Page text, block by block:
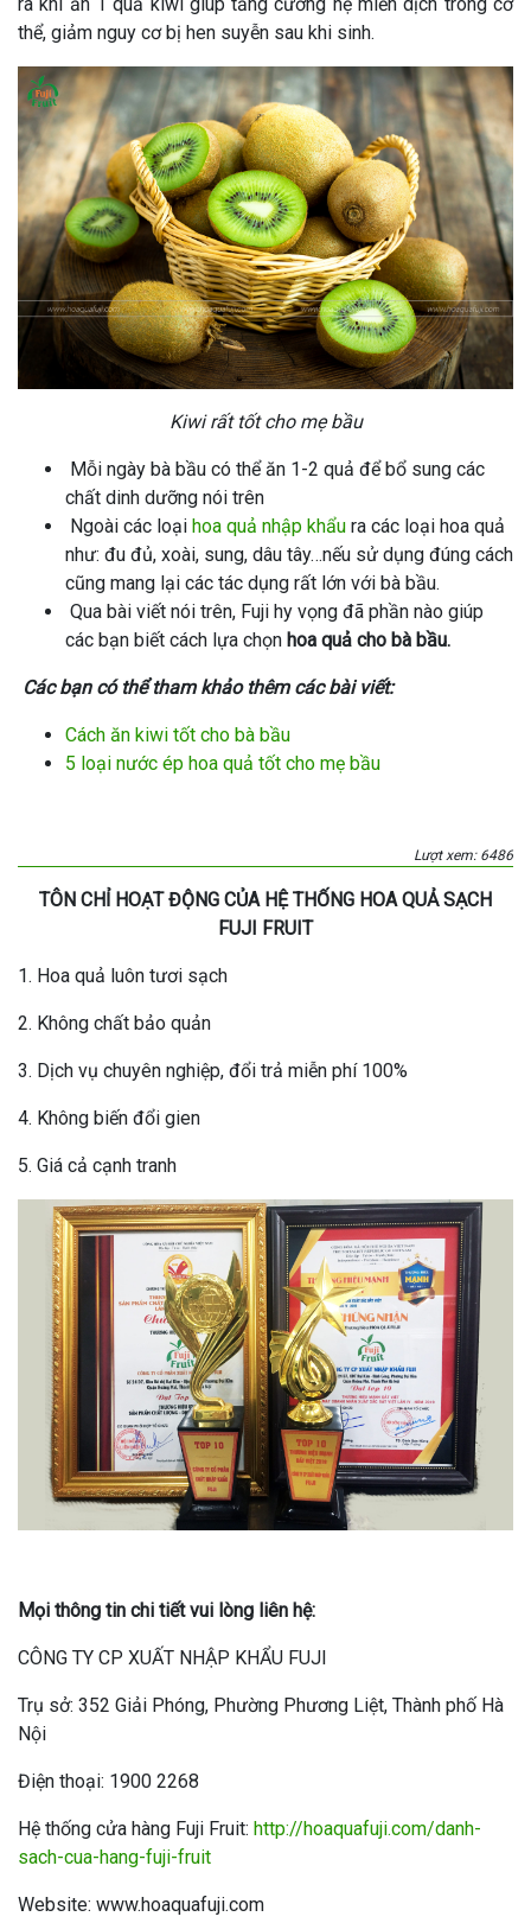
thể, giảm nguy cơ bị hen suyễn sau khi sinh.
Kiwi rất tốt cho mẹ bầu
Mỗi ngày bà bầu có thể ăn 1-2 quả để bổ sung các
chất dinh dưỡng nói trên
Ngoài các loại hoa quả nhập khẩu ra các loại hoa quả
như: đu đủ, xoài, sung, dâu tây…nếu sử dụng đúng cách
cũng mang lại các tác dụng rất lớn với bà bầu.
Qua bài viết nói trên, Fuji hy vọng đã phần nào giúp
các bạn biết cách lựa chọn hoa quả cho bà bầu.
Các bạn có thể tham khảo thêm các bài viết:
Cách ăn kiwi tốt cho bà bầu
5 loại nước ép hoa quả tốt cho mẹ bầu
Lượt xem: 6486
TÔN CHỈ HOẠT ĐỘNG CỦA HỆ THỐNG HOA QUẢ SẠCH
FUJI FRUIT
1. Hoa quả luôn tươi sạch
2. Không chất bảo quản
3. Dịch vụ chuyên nghiệp, đổi trả miễn phí 100%
4. Không biến đổi gien
5. Giá cả cạnh tranh
Mọi thông tin chi tiết vui lòng liên hệ:
CÔNG TY CP XUẤT NHẬP KHẨU FUJI
Trụ sở: 352 Giải Phóng, Phường Phương Liệt, Thành phố Hà
Nội
Điện thoại: 1900 2268
Hệ thống cửa hàng Fuji Fruit: http://hoaquafuji.com/danh-
sach-cua-hang-fuji-fruit
Website: www.hoaquafuji.com